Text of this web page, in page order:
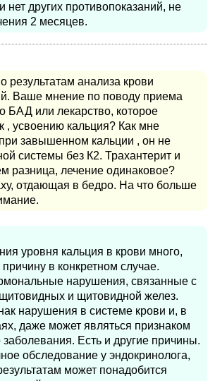
нет других противопоказаний, не
2 месяцев.
результатам анализа крови
Ваше мнение по поводу приема
БАД или лекарство, которое
, усвоению кальция? Как мне
завышенном кальции , он не
системы без К2. Трахантерит и
разница, лечение одинаковое?
отдающая в бедро. На что больше
уровня кальция в крови много,
в конкретном случае.
нарушения, связанные с
и щитовидной желез.
нарушения в системе крови и, в
даже может являться признаком
заболевания. Есть и другие причины.
обследование у эндокринолога,
может понадобится